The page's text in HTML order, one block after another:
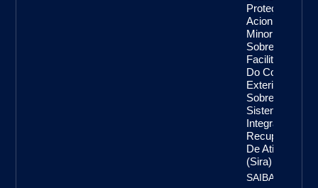
Proteção De
Acionistas
Minoritários,
Sobre A
Facilitação
Do Comércio
Exterior,
Sobre O
Sistema
Integrado De
Recuperação
De Ativos
(Sira)
SAIBA